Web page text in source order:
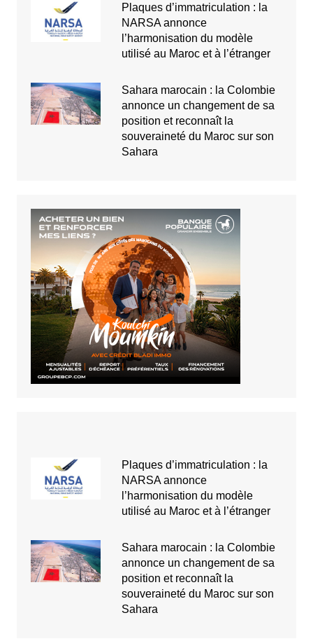
Plaques d’immatriculation : la
NARSA annonce
l’harmonisation du modèle
utilisé au Maroc et à l’étranger
Sahara marocain : la Colombie
annonce un changement de sa
position et reconnaît la
souveraineté du Maroc sur son
Sahara
Plaques d’immatriculation : la
NARSA annonce
l’harmonisation du modèle
utilisé au Maroc et à l’étranger
Sahara marocain : la Colombie
annonce un changement de sa
position et reconnaît la
souveraineté du Maroc sur son
Sahara